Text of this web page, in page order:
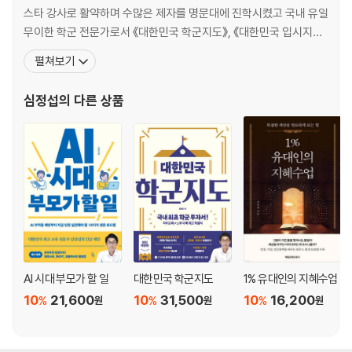
03 태종 이방원은 나쁜 사람인가? (초2 남아)
04 세종대왕은 어떻게 공감 능력을 길렀을까? (초2 남아)
05 유일한 박사처럼 살 수 없을까? (초1 여아)
06 평강 공주는 왜 바보 온달과 결혼했을까? (초3 여아)
07 흥선대원군은 왜 쇄국 정책을 펼쳤을까? (초4 남아)
08 을사오적을 어떻게 응징할까 (초5 남아)
09 김구 선생님은 공부를 잘했을까? (초6 남아)
10 전태일 아저씨는 왜 불꽃 같은 삶을 살았을까? (초4 여아)
11 좋은 대통령과 나쁜 대통령을 나누는 기준은 무엇일까? (중1 여학생)
* 탈무드식 역사 토론을 3년 이상 한 아이들의 대화 사례
12 위만은 중국 사람인가? (중1 남학생)
13 신라의 삼국 통일은 최선이었는가? (초6 남아)
14 우리도 그때 살았으면 친일을 했을까? (초 6 남아)
3장 탈무드식 역사 토론를 하면 생기는 질문들
스타 강사로 활약하며 수많은 제자를 명문대에 진학시켰고 국내 유일
무이한 학군 전문가로서 《대한민국 학군지도》, 《대한민국 입시지도》
등 베스트셀러를 집필했다. 수백 가정의 상담 사례와 입시 빅데이터
를 분석해 부모의 노후와 아이의 교육을 동시에 잡는 실천적 대안을
대에 어떻게 살아남을 것인가'라는 화두를 던진
펼쳐보기
심정섭의 다른 상품
AI 시대 부모가 할 일
21,600원
10%
대한민국 학군지도
31,500원
10%
1% 유대인의 지혜수업
16,200원
10%